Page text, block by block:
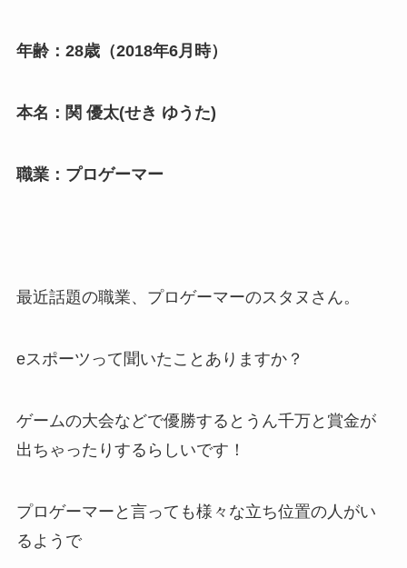
年齢：28歳（2018年6月時）
本名：関 優太(せき ゆうた)
職業：プロゲーマー
最近話題の職業、プロゲーマーのスタヌさん。
eスポーツって聞いたことありますか？
ゲームの大会などで優勝するとうん千万と賞金が
出ちゃったりするらしいです！
プロゲーマーと言っても様々な立ち位置の人がい
るようで